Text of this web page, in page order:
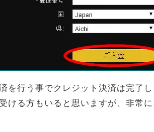
を行う事でクレジット決済は完了
ける方もいると思いますが、非常